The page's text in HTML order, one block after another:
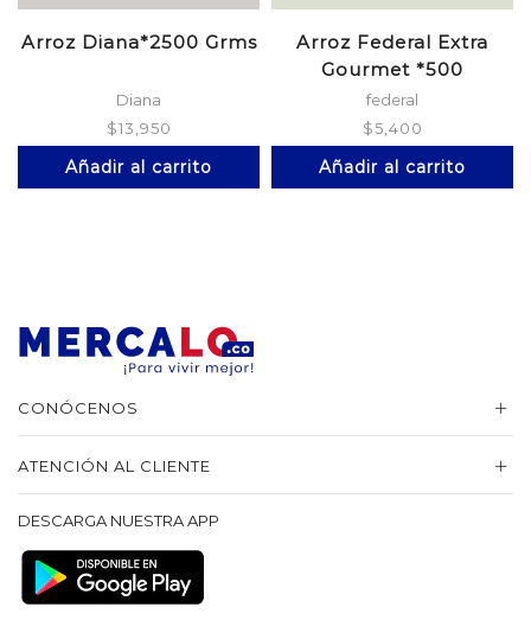
Arroz Diana*2500 Grms
Diana
$13,950
Añadir al carrito
Arroz Federal Extra
Gourmet *500
federal
$5,400
Añadir al carrito
CONÓCENOS
ATENCIÓN AL CLIENTE
DESCARGA NUESTRA APP